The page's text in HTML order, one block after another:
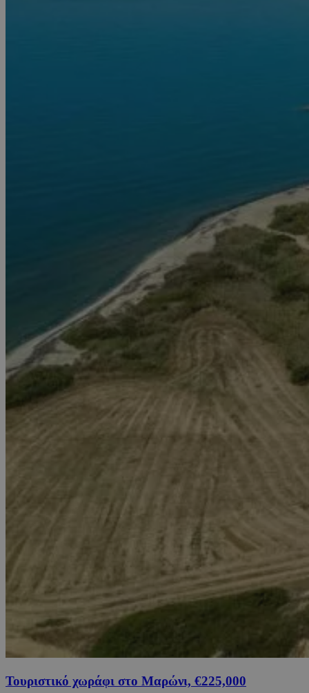
Τουριστικό χωράφι στο Μαρώνι, €225,000